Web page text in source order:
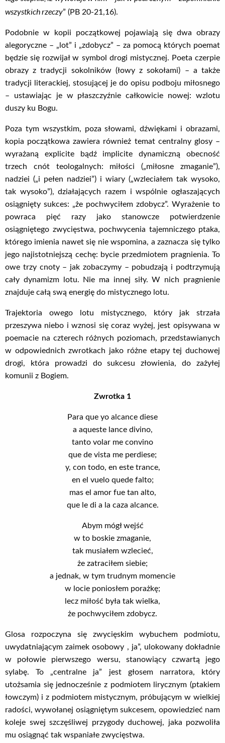
wszystkich rzeczy” (PB 20-21,16).
Podobnie w kopii początkowej pojawiają się dwa obrazy
alegoryczne – „lot” i „zdobycz” – za pomocą których poemat
będzie się rozwijał w symbol drogi mistycznej. Poeta czerpie
obrazy z tradycji sokolników (łowy z sokołami) – a także
tradycji literackiej, stosującej je do opisu podboju miłosnego
– ustawiając je w płaszczyźnie całkowicie nowej: wzlotu
duszy ku Bogu.
Poza tym wszystkim, poza słowami, dźwiękami i obrazami,
kopia początkowa zawiera również temat centralny glosy –
wyrażaną explicite bądź implicite dynamiczną obecność
trzech cnót teologalnych: miłości („miłosne zmaganie”),
nadziei („i pełen nadziei”) i wiary („wzleciałem tak wysoko,
tak wysoko”), działających razem i wspólnie ogłaszających
osiągnięty sukces: „że pochwyciłem zdobycz”. Wyrażenie to
powraca pięć razy jako stanowcze potwierdzenie
osiągniętego zwycięstwa, pochwycenia tajemniczego ptaka,
którego imienia nawet się nie wspomina, a zaznacza się tylko
jego najistotniejszą cechę: bycie przedmiotem pragnienia. To
owe trzy cnoty – jak zobaczymy – pobudzają i podtrzymują
cały dynamizm lotu. Nie ma innej siły. W nich pragnienie
znajduje całą swą energię do mistycznego lotu.
Trajektoria owego lotu mistycznego, który jak strzała
przeszywa niebo i wznosi się coraz wyżej, jest opisywana w
poemacie na czterech różnych poziomach, przedstawianych
w odpowiednich zwrotkach jako różne etapy tej duchowej
drogi, która prowadzi do sukcesu złowienia, do zażyłej
komunii z Bogiem.
Zwrotka 1
Para que yo alcance diese
a aqueste lance divino,
tanto volar me convino
que de vista me perdiese;
y, con todo, en este trance,
en el vuelo quede falto;
mas el amor fue tan alto,
que le di a la caza alcance.
Abym mógł wejść
w to boskie zmaganie,
tak musiałem wzlecieć,
że zatraciłem siebie;
a jednak, w tym trudnym momencie
w locie poniosłem porażkę;
lecz miłość była tak wielka,
że pochwyciłem zdobycz.
Glosa rozpoczyna się zwycięskim wybuchem podmiotu,
uwydatniającym zaimek osobowy , ja”, ulokowany dokładnie
w połowie pierwszego wersu, stanowiący czwartą jego
sylabę. To „centralne ja” jest głosem narratora, który
utożsamia się jednocześnie z podmiotem lirycznym (ptakiem
łowczym) i z podmiotem mistycznym, próbującym w wielkiej
radości, wywołanej osiągniętym sukcesem, opowiedzieć nam
koleje swej szczęśliwej przygody duchowej, jaka pozwoliła
mu osiągnąć tak wspaniałe zwycięstwa.